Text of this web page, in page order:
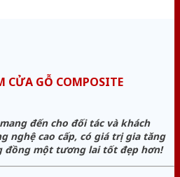
CỬA GỖ COMPOSITE
đến cho đối tác và khách
nghệ cao cấp, có giá trị gia tăng
đồng một tương lai tốt đẹp hơn!